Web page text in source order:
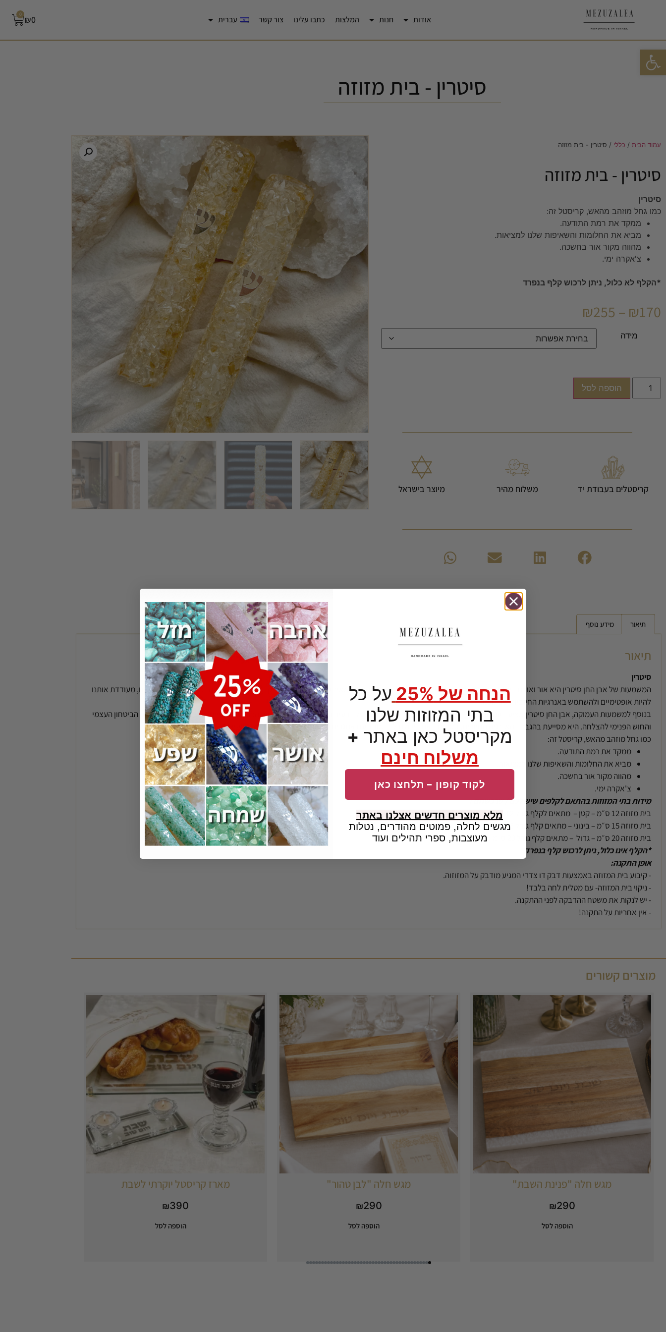
פתח סרגל נגישות
₪0
0
אודות חנות המלצות כתבו עלינו צור קשר עברית
סיטרין - בית מזוזה
עמוד הבית / כללי / סיטרין - בית מזוזה
סיטרין - בית מזוזה
סיטרין
כמו גחל מוזהב מהאש, קריסטל זה:
ממקד את רמת התודעה.
מביא את החלומות והשאיפות שלנו למציאות.
מהווה מקור אור בחשכה.
צ'אקרה ימי.
*הקלף לא כלול, ניתן לרכוש קלף בנפרד
₪170
–
₪255
מידה
הוספה לסל
קריסטלים בעבודת יד משלוח מהיר מיוצר בישראל
תיאור מידע נוסף
תיאור
סיטרין
המשמעות של אבן החן סיטרין היא אור ואורח חיים. הגוון הצהוב-זהב מזכיר לנו את חום השמש והאור המאיר סביבנו. סיטרין מעניקה לנו את היכולת להתפתח ולהתקדם בחיים, מעודדת אותנו
להיות אופטימיים ולהשתמש באנרגיות החיוביות שבתוכנו.
בנוסף למשמעות העמוקה, אבן החן סיטרין מציעה סגולות מרהיבות. היא נחשבת לאבן המשפיעה על הרעיונות היצירתיים והתפתחות הכוחות האישיים. סיטרין מסייעת בחיזוק הביטחון העצמי
והחוש הפנימי להצלחה. היא מסייעת בהגברת האנרגיה החיובית, ומפתחת את היכולת להתמודד עם אתגרים ולצמוח לרמות חדשות של הישגים.
כמו גחל מוזהב מהאש, קריסטל זה:
ממקד את רמת התודעה.
מביא את החלומות והשאיפות שלנו למציאות.
מהווה מקור אור בחשכה.
צ'אקרה ימי.
מידות בתי המזוזות בהתאם לקלפים שיש לכם / שרכשתם :
בית מזוזה 12 ס״מ – קטן – מתאים לקלף גודל 12 ס״מ
בית מזוזה 15 ס״מ – בינוני – מתאים קלף גודל 15 ס״מ
בית מזוזה 20 ס״מ – גדול – מתאים קלף גודל 20 ס״מ
*הקלף אינו כלול, ניתן לרכוש קלף בנפרד
אופן התקנה:
- קיבוע בית המזוזה באמצעות דבק דו צדדי המגיע מודבק על המזוזוה.
- ניקוי בית המזוזה- עם מטלית לחה בלבד!
- יש לנקות את משטח ההדבקה לפני ההתקנה.
- אין אחריות על התקנה!
מוצרים קשורים
מגש חלה "פנינת השבת"
₪290
הוספה לסל
מגש חלה "לבן טהור"
₪290
הוספה לסל
מארז קריסטל יוקרתי לשבת
₪390
הוספה לסל
הנחה של 25%
על כל
בתי המזוזות שלנו
מקריסטל כאן באתר +
משלוח חינם
לקוד קופון - תלחצו כאן
מלא מוצרים חדשים אצלנו באתר
מגשים לחלה, פמוטים מהודרים, נטלות
מעוצבות, ספרי תהילים ועוד